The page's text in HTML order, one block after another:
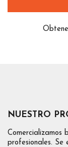
NUESTRO
Comercializamos
profesionales. Se